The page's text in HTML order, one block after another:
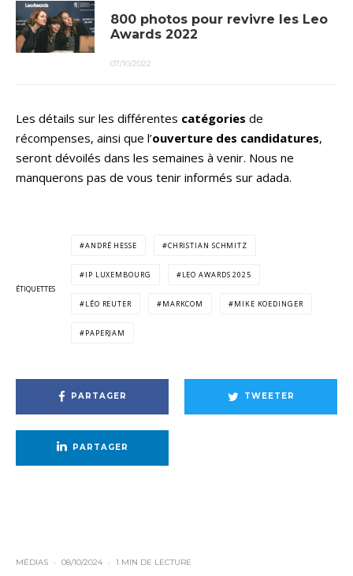
800 photos pour revivre les Leo
Awards 2022
07/10/2022
Les détails sur les différentes catégories de
récompenses, ainsi que l’ouverture des candidatures,
seront dévoilés dans les semaines à venir. Nous ne
manquerons pas de vous tenir informés sur adada.
ÉTIQUETTES
ANDRÉ HESSE CHRISTIAN SCHMITZ
IP LUXEMBOURG LEO AWARDS 2025
LÉO REUTER MARKCOM MIKE KOEDINGER
PAPERJAM
PARTAGER TWEETER
PARTAGER
MÉDIAS · 08/10/2024 · 1 MIN DE LECTURE